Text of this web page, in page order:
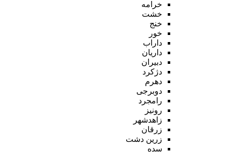
خرامه
خشت
خنج
خور
داراب
داریان
دبیران
دژکرد
دهرم
دوبرجی
رامجرد
رونیز
زاهدشهر
زرقان
زرین دشت
سده